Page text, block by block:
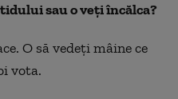
sau o veţi încălca?
O să vedeţi mâine ce
vota.